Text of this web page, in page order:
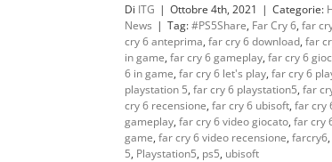
Di ITG | Ottobre 4th, 2021 | Categorie:
News | Tag:#PS5Share, Far Cry 6, far
cry 6 anteprima, far cry 6 download, far
in game, far cry 6 gameplay, far cry 6
6 in game, far cry 6 let's play, far cry 6
playstation 5, far cry 6 playstation5, far
cry 6 recensione, far cry 6 ubisoft, far cry
gameplay, far cry 6 video giocato, far cry
game, far cry 6 video recensione, farcry6,
5, Playstation5, ps5, ubisoft